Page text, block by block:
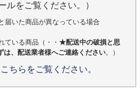
ルをご覧ください。）
届いた商品が異なっている場合
ている商品（・・ ★配送中の破損と思
は、配送業者様へご連絡ください。）
ちらをご覧ください。